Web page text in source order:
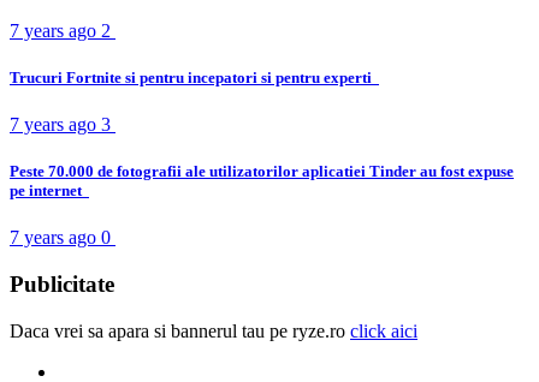
7 years ago 2
Trucuri Fortnite si pentru incepatori si pentru experti
7 years ago 3
Peste 70.000 de fotografii ale utilizatorilor aplicatiei Tinder au fost expuse
pe internet
7 years ago 0
Publicitate
Daca vrei sa apara si bannerul tau pe ryze.ro click aici